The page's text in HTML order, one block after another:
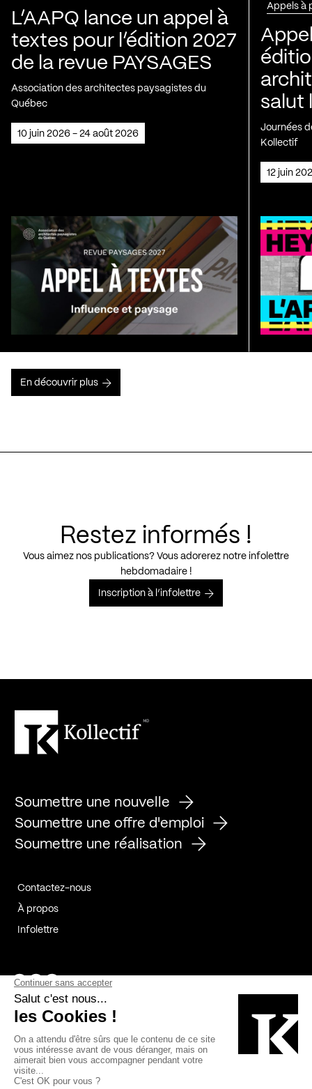
L’AAPQ lance un appel à
textes pour l’édition 2027
de la revue PAYSAGES
Association des architectes paysagistes du
Québec
10 juin 2026 - 24 août 2026
Appels à
salut
Journées
Kollectif
12 juin
En découvrir plus
Restez informés !
Vous aimez nos publications? Vous adorerez notre infolettre
hebdomadaire !
Inscription à l’infolettre
Soumettre une nouvelle
Soumettre une offre d'emploi
Soumettre une réalisation
Contactez-nous
À propos
Infolettre
Page Facebook de Kollectif
Page Instagram de Kollectif
Page Linkedin de Kollectif